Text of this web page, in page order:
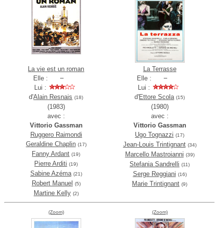
La vie est un roman
Elle :
Lui :
d'Alain Resnais (18)
(1983)
avec :
Vittorio Gassman
Ruggero Raimondi
Geraldine Chaplin (17)
Fanny Ardant (19)
Pierre Arditi (19)
Sabine Azéma (21)
Robert Manuel (5)
Martine Kelly (2)
La Terrasse
Elle :
Lui :
d'Ettore Scola (15)
(1980)
avec :
Vittorio Gassman
Ugo Tognazzi (17)
Jean-Louis Trintignant (34)
Marcello Mastroianni (39)
Stefania Sandrelli (11)
Serge Reggiani (16)
Marie Trintignant (9)
(Zoom) (Zoom)